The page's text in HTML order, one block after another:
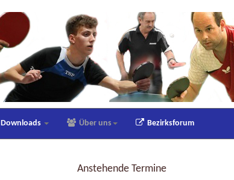
Downloads Über uns Bezirksforum
Anstehende Termine